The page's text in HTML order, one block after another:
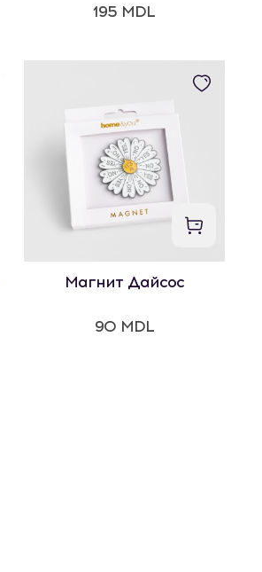
195 MDL
Магнит Дайсос
90 MDL